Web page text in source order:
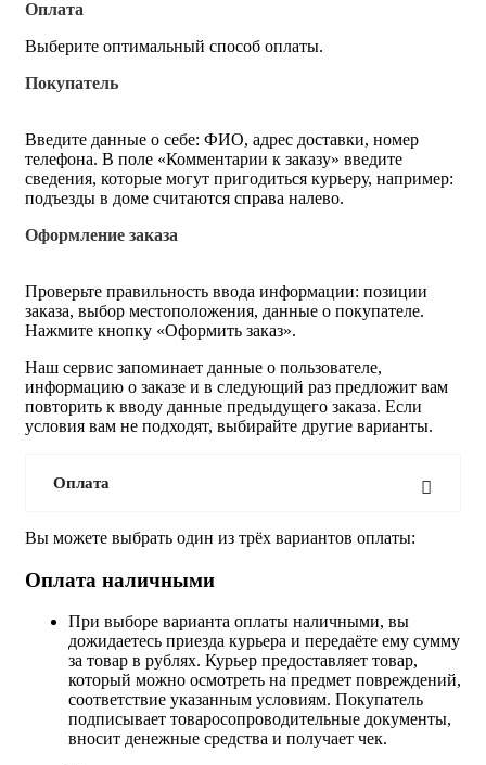
Оплата
Выберите оптимальный способ оплаты.
Покупатель
Введите данные о себе: ФИО, адрес доставки, номер
телефона. В поле «Комментарии к заказу» введите
сведения, которые могут пригодиться курьеру, например:
подъезды в доме считаются справа налево.
Оформление заказа
Проверьте правильность ввода информации: позиции
заказа, выбор местоположения, данные о покупателе.
Нажмите кнопку «Оформить заказ».
Наш сервис запоминает данные о пользователе,
информацию о заказе и в следующий раз предложит вам
повторить к вводу данные предыдущего заказа. Если
условия вам не подходят, выбирайте другие варианты.
Оплата
Вы можете выбрать один из трёх вариантов оплаты:
Оплата наличными
При выборе варианта оплаты наличными, вы
дожидаетесь приезда курьера и передаёте ему сумму
за товар в рублях. Курьер предоставляет товар,
который можно осмотреть на предмет повреждений,
соответствие указанным условиям. Покупатель
подписывает товаросопроводительные документы,
вносит денежные средства и получает чек.